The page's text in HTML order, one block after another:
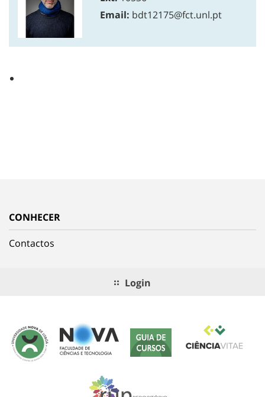
Email: bdt12175@fct.unl.pt
CONHECER
Contactos
Login